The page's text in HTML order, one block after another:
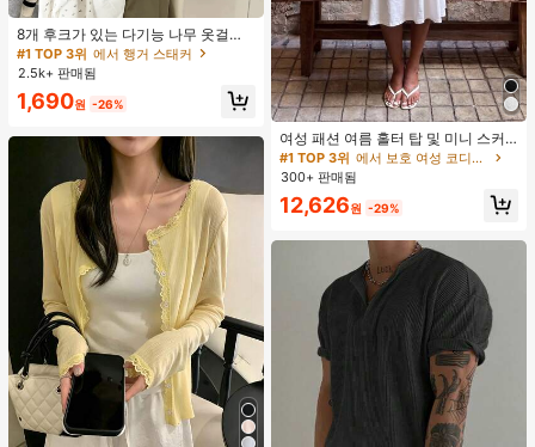
8개 후크가 있는 다기능 나무 옷걸이
360도 회전 옷장 수납 후크 랙 상의
조끼 및 의류용 공간 절약 정리대
거의 매진!
#1 TOP 3위 에서 행거 스태커
거의 매진!
#1 TOP 3위 에서 행거 스태커
거의 매진!
#1 TOP 3위 에서 행거 스태커
거의 매진!
2.5k+ 판매됨
1,690원 -26%
여성 패션 여름 홀터 탑 및 미니 스커
트 세트, 저녁 데이트, 연회, 파티에 적
합, 화이트 우아한, 데이트 나이트
#1 TOP 3위
에서 보호 여성 코디네이터
300+ 판매됨
12,626원 -29%